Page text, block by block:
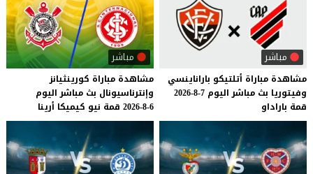
مباشر
مشاهدة مباراة أتلتيكو باراناينسي
وفيتوريا بث مباشر اليوم 7-8-2026
قمة باراداو
مباشر
مشاهدة مباراة كورينثيانز
وإنترناسيونال بث مباشر اليوم
6-8-2026
قمة نيو كيميكا أرينا